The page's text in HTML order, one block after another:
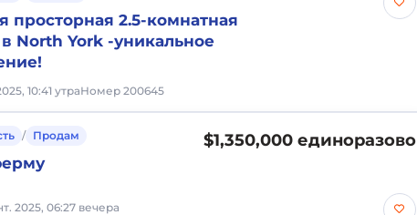
просторная 2.5-комнатная
North York -уникальное
10:41 утраНомер 200645
/ Продам
2025, 06:27 вечера
$1,350,000 единоразово